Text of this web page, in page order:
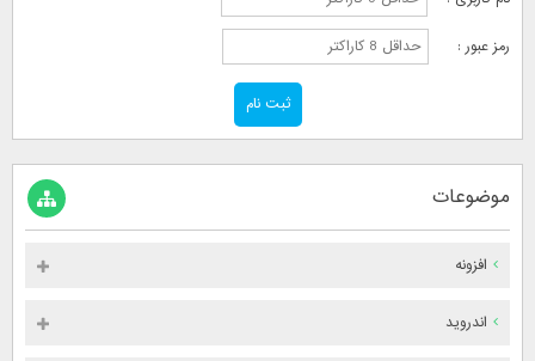
رمز عبور :
موضوعات
افزونه
اندروید